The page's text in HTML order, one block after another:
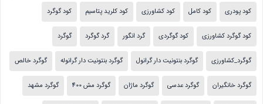
کود پودری کود کامل کود کشاورزی کود کلرید پتاسیم کود گوگرد
کود گوگرد کشاورزی کود گوگردی گرد انگور گرد گوگرد گوگرد
گوگرد_کشاورزی گوگرد بنتونیت دار گرانول گوگرد بنتونیت دار گرانوله گوگرد خالص
گوگرد خانگیران گوگرد عدسی گوگرد ماژان گوگرد مش 400 گوگرد مشهد